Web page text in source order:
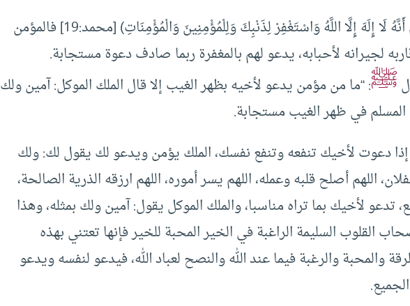
قيل له: (فَاعْلَمْ أَنَّهُ لَا إِلَهَ إِلَّا اللَّهُ وَاسْتَغْفِرْ لِذَنْبِكَ وَلِلْمُؤْمِنِينَ وَالْمُؤْمِنَاتِ) [محمد:19] فالمؤمن
لجيرانه لأحبابه، يدعو لهم بالمغفرة ربما صادف دعوة مستجابة.
ﷺ: “ما من مؤمن يدعو لأخيه بظهر الغيب إلا قال الملك الموكل: آمين ولك
المسلم في ظهر الغيب مستجابة.
دعوت لأخيك تنفعه وتنفع نفسك، الملك يؤمن ويدعو لك يقول لك: ولك
اللهم أصلح قلبه وعمله، اللهم يسر أموره، اللهم ارزقه الذرية الصالحة،
تدعو لأخيك بما تراه مناسبا، والملك الموكل يقول: آمين ولك بمثله، وهذا
القلوب السليمة الراغبة في الخير المحبة للخير فإنها تعتني بهذه
والمحبة والرغبة فيما عند الله والنصح لعباد الله، فيدعو لنفسه ويدعو